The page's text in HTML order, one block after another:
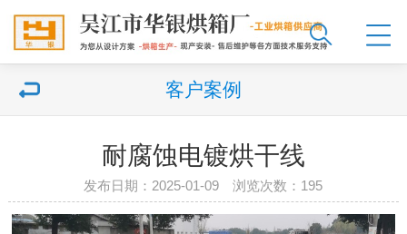
客户案例
耐腐蚀电镀烘干线
发布日期：2025-01-09 浏览次数：195